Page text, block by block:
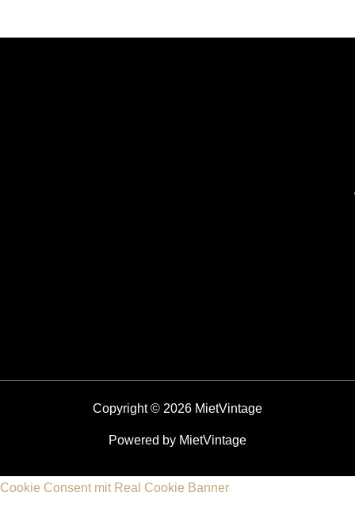
Copyright © 2026 MietVintage
Powered by MietVintage
Cookie Consent mit Real Cookie Banner